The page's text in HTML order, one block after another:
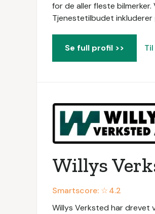
for de aller fleste
Tjenestetilbudet inkluderer
Se full profil >>
Willys
Smartscore: ☆4.2
Willys Verksted har drevet